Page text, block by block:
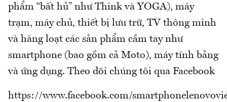
phẩm “bất hủ” như Think và YOGA), máy
trạm, máy chủ, thiết bị lưu trữ, TV thông minh
và hàng loạt các sản phẩm cầm tay như
smartphone (bao gồm cả Moto), máy tính bảng
và ứng dụng. Theo dõi chúng tôi qua Facebook
https://www.facebook.com/